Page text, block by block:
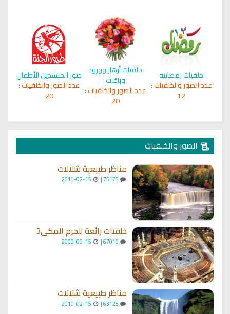
خلفيات رمضانية
عدد الصور والخلفيات :
12
خلفيات أزهار وورود
وباقات
عدد الصور والخلفيات :
20
صور المنشدين الأطفال
عدد الصور والخلفيات :
20
الصور والخلفيات
مناظر طبيعية شلالات
خلفيات رائعة للحرم المكي3
مناظر طبيعية شلالات